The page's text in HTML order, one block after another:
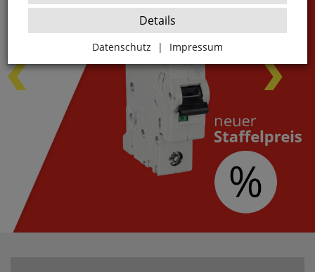
Details
Datenschutz | Impressum
Zurück
Essenziell
websale_ac
ws8_pferdekaemper_01-aa_sid
Diese Cookies sind essenziell für die Funktion des